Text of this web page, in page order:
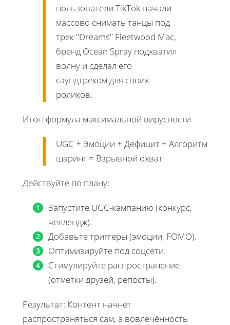
пользователи TikTok начали
массово снимать танцы под
трек "Dreams" Fleetwood Mac,
бренд Ocean Spray подхватил
волну и сделал его
саундтреком для своих
роликов.
Итог: формула максимальной вирусности
UGC + Эмоции + Дефицит + Алгоритмы +
шаринг = Взрывной охват
Действуйте по плану:
Запустите UGC-кампанию (конкурс,
челлендж).
Добавьте триггеры (эмоции, FOMO).
Оптимизируйте под соцсети.
Стимулируйте распространение
(отметки друзей, репосты).
Результат: Контент начнёт
распространяться сам, а вовлечённость